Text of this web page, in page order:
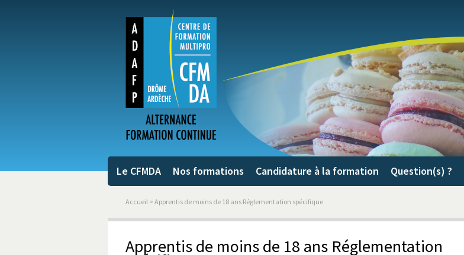
Le CFMDA Nos formations Candidature à la formation Question(s) ?
Accueil > Apprentis de moins de 18 ans Réglementation spécifique
Apprentis de moins de 18 ans Réglementation